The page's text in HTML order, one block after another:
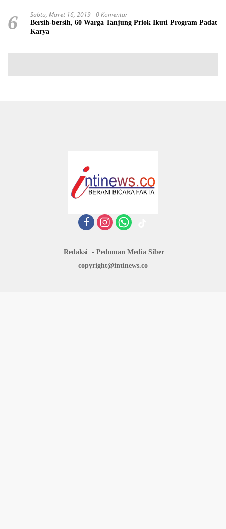
6 Sabtu, Maret 16, 2019 0 Komentar
Bersih-bersih, 60 Warga Tanjung Priok Ikuti Program Padat
Karya
Redaksi
Pedoman Media Siber
copyright@intinews.co